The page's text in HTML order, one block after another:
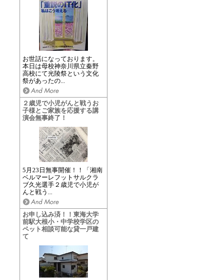
お世話になっております。
本日は母校神奈川県立秦野
高校にて光陵祭という文化
祭があったの...
２歳児で小児がんと戦うお
子様とご家族を応援する講
演会無事終了！
5月23日無事開催！！「湘南
ベルマーレフットサルクラ
ブ久光選手２歳児で小児が
んと戦う...
お申し込み済！！東海大学
前駅大根小・中学校学区の
ペット相談可能な貸一戸建
て